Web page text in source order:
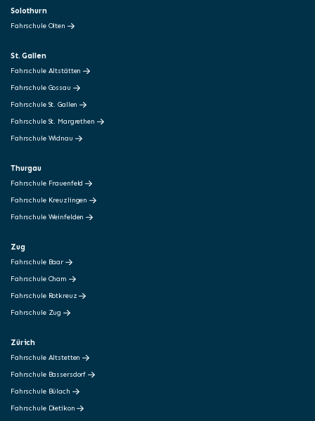
Solothurn
Fahrschule Olten
St. Gallen
Fahrschule Altstätten
Fahrschule Gossau
Fahrschule St. Gallen
Fahrschule St. Margrethen
Fahrschule Widnau
Thurgau
Fahrschule Frauenfeld
Fahrschule Kreuzlingen
Fahrschule Weinfelden
Zug
Fahrschule Baar
Fahrschule Cham
Fahrschule Rotkreuz
Fahrschule Zug
Zürich
Fahrschule Altstetten
Fahrschule Bassersdorf
Fahrschule Bülach
Fahrschule Dietikon